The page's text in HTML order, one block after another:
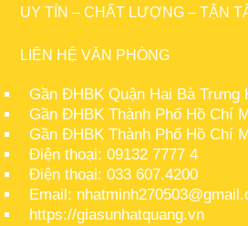
UY TÍN – CHẤT LƯỢNG – TẬN
LIÊN HỆ VĂN PHÒNG
Gần ĐHBK Quận Hai Bà Trưng
Gần ĐHBK Thành Phố Hồ Chí
Gần ĐHBK Thành Phố Hồ Chí
Điện thoại: 09132 7777 4
Điện thoại: 033 607.4200
Email:
https://giasunhatquang.vn